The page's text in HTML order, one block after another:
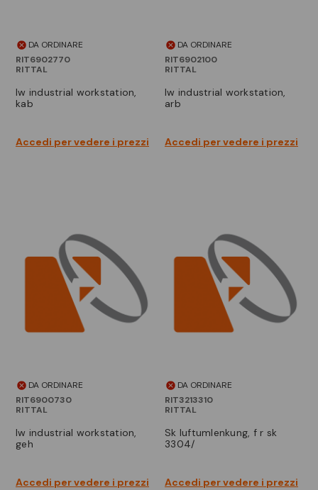
DA ORDINARE
RIT6902770
RITTAL
iw industrial workstation,
kab
Accedi per vedere i prezzi
DA ORDINARE
RIT6902100
RITTAL
iw industrial workstation,
arb
Accedi per vedere i prezzi
DA ORDINARE
RIT6900730
RITTAL
iw industrial workstation,
geh
Accedi per vedere i prezzi
DA ORDINARE
RIT3213310
RITTAL
sk luftumlenkung, f r sk
3304/
Accedi per vedere i prezzi